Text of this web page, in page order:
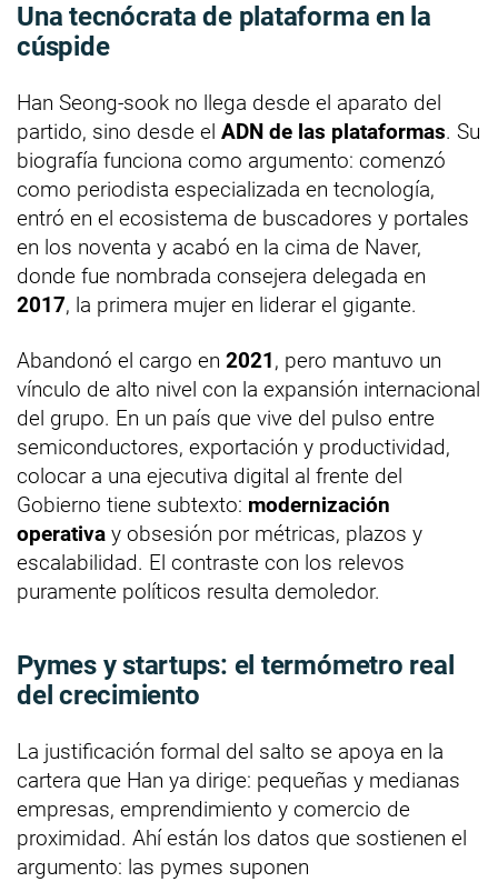
Una tecnócrata de plataforma en la
cúspide
Han Seong-sook no llega desde el aparato del
partido, sino desde el ADN de las plataformas. Su
biografía funciona como argumento: comenzó
como periodista especializada en tecnología,
entró en el ecosistema de buscadores y portales
en los noventa y acabó en la cima de Naver,
donde fue nombrada consejera delegada en
2017, la primera mujer en liderar el gigante.
Abandonó el cargo en 2021, pero mantuvo un
vínculo de alto nivel con la expansión internacional
del grupo. En un país que vive del pulso entre
semiconductores, exportación y productividad,
colocar a una ejecutiva digital al frente del
Gobierno tiene subtexto: modernización
operativa y obsesión por métricas, plazos y
escalabilidad. El contraste con los relevos
puramente políticos resulta demoledor.
Pymes y startups: el termómetro real
del crecimiento
La justificación formal del salto se apoya en la
cartera que Han ya dirige: pequeñas y medianas
empresas, emprendimiento y comercio de
proximidad. Ahí están los datos que sostienen el
argumento: las pymes suponen